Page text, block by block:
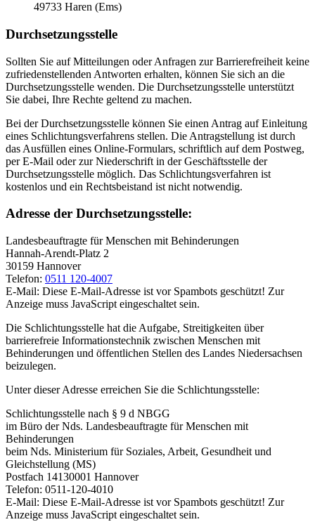
49733 Haren (Ems)
Durchsetzungsstelle
Sollten Sie auf Mitteilungen oder Anfragen zur Barrierefreiheit keine
zufriedenstellenden Antworten erhalten, können Sie sich an die
Durchsetzungsstelle wenden. Die Durchsetzungsstelle unterstützt
Sie dabei, Ihre Rechte geltend zu machen.
Bei der Durchsetzungsstelle können Sie einen Antrag auf Einleitung
eines Schlichtungsverfahrens stellen. Die Antragstellung ist durch
das Ausfüllen eines Online-Formulars, schriftlich auf dem Postweg,
per E-Mail oder zur Niederschrift in der Geschäftsstelle der
Durchsetzungsstelle möglich. Das Schlichtungsverfahren ist
kostenlos und ein Rechtsbeistand ist nicht notwendig.
Adresse der Durchsetzungsstelle:
Landesbeauftragte für Menschen mit Behinderungen
Hannah-Arendt-Platz 2
30159 Hannover
Telefon: 0511 120-4007
E-Mail: Diese E-Mail-Adresse ist vor Spambots geschützt! Zur
Anzeige muss JavaScript eingeschaltet sein.
Die Schlichtungsstelle hat die Aufgabe, Streitigkeiten über
barrierefreie Informationstechnik zwischen Menschen mit
Behinderungen und öffentlichen Stellen des Landes Niedersachsen
beizulegen.
Unter dieser Adresse erreichen Sie die Schlichtungsstelle:
Schlichtungsstelle nach § 9 d NBGG
im Büro der Nds. Landesbeauftragte für Menschen mit
Behinderungen
beim Nds. Ministerium für Soziales, Arbeit, Gesundheit und
Gleichstellung (MS)
Postfach 14130001 Hannover
Telefon: 0511-120-4010
E-Mail: Diese E-Mail-Adresse ist vor Spambots geschützt! Zur
Anzeige muss JavaScript eingeschaltet sein.